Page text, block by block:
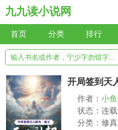
九九读小说网
首页 分类 排行
开局签到天
作者： 小
状态：连
分类：修